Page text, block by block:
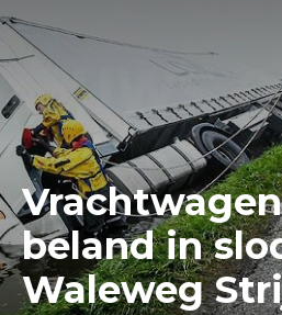
beland in
Waleweg